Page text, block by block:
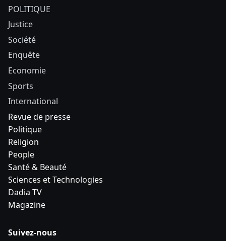
POLITIQUE
Justice
Société
Enquête
Economie
Sports
International
Revue de presse
Politique
Religion
People
Santé & Beauté
Sciences et Technologies
Dadia TV
Magazine
Suivez-nous